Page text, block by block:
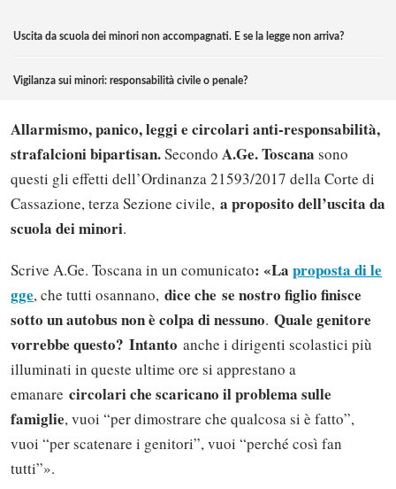
Uscita da scuola dei minori non accompagnati. E se la legge non arriva?
Vigilanza sui minori: responsabilità civile o penale?
Allarmismo, panico, leggi e circolari anti-responsabilità,
strafalcioni bipartisan.Secondo A.Ge. Toscana sono
questi gli effetti dell’Ordinanza 21593/2017 della Corte di
Cassazione, terza Sezione civile, a proposito dell’uscita da
scuola dei minori.
Scrive A.Ge. Toscana in un comunicato: «La proposta di le
gge, che tutti osannano, dice che se nostro figlio finisce
sotto un autobus non è colpa di nessuno. Quale genitore
vorrebbe questo? Intanto anche i dirigenti scolastici più
illuminati in queste ultime ore si apprestano a
emanare circolari che scaricano il problema sulle
famiglie, vuoi “per dimostrare che qualcosa si è fatto”,
vuoi “per scatenare i genitori”, vuoi “perché così fan
tutti”».